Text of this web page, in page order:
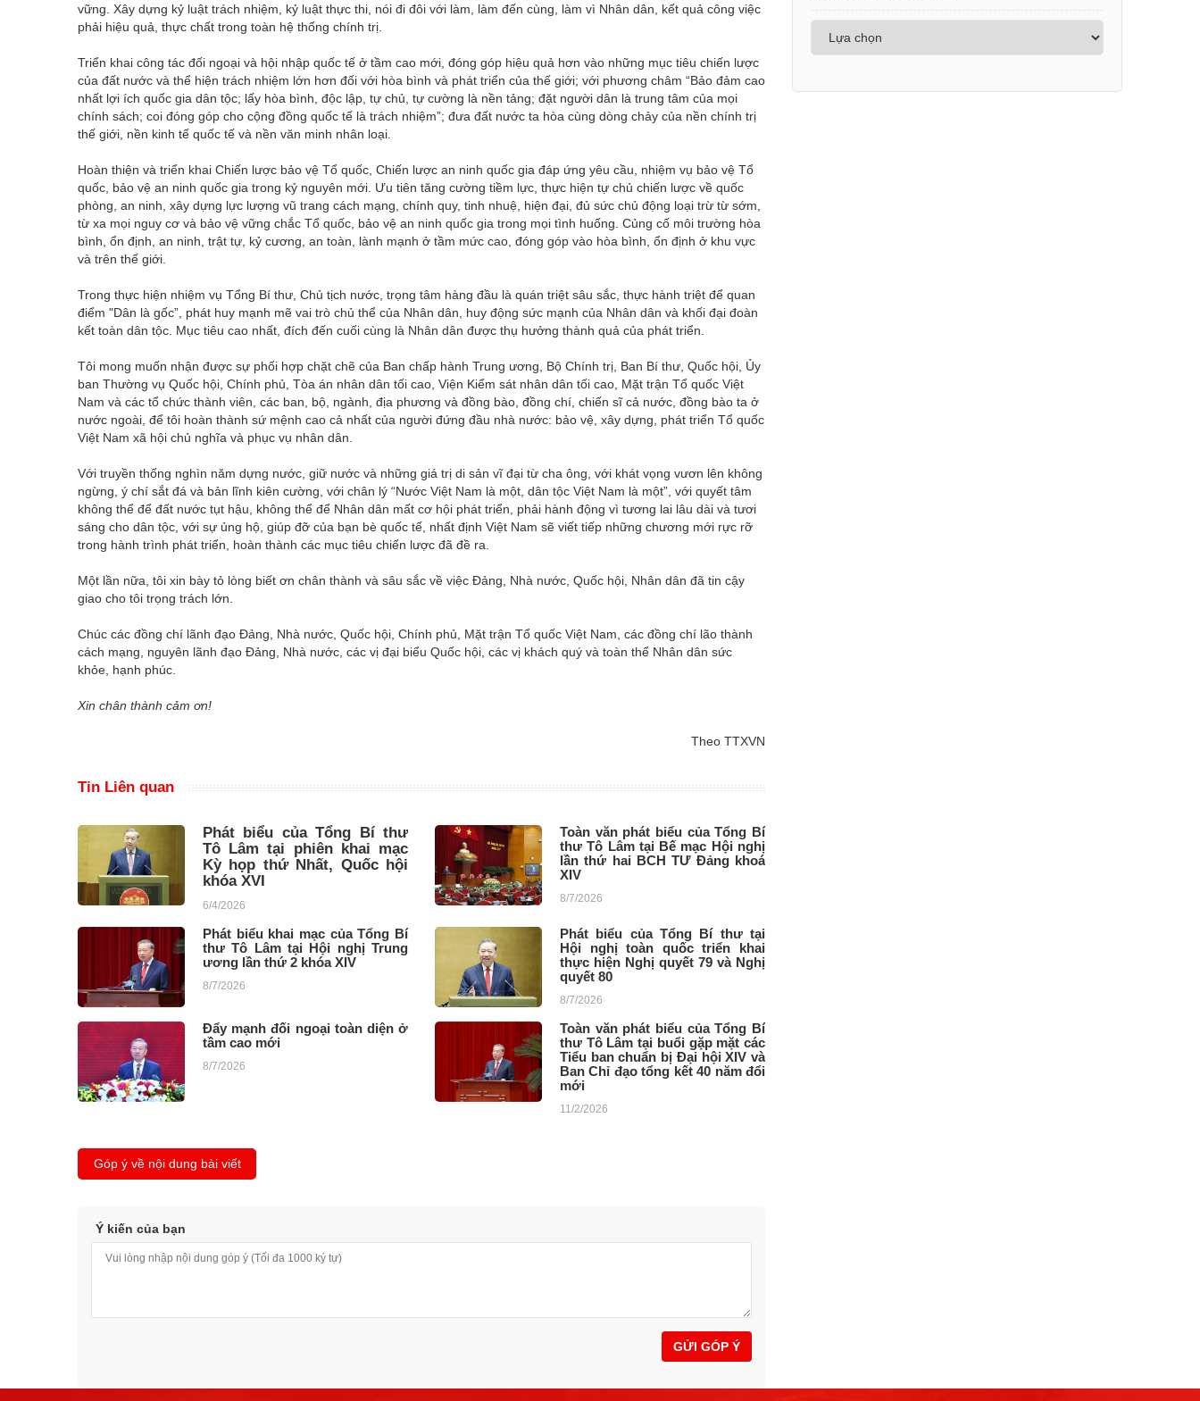
vững. Xây dựng kỷ luật trách nhiệm, kỷ luật thực thi, nói đi đôi với làm, làm đến cùng, làm vì Nhân dân, kết quả công việc
phải hiệu quả, thực chất trong toàn hệ thống chính trị.
Triển khai công tác đối ngoại và hội nhập quốc tế ở tầm cao mới, đóng góp hiệu quả hơn vào những mục tiêu chiến lược
của đất nước và thể hiện trách nhiệm lớn hơn đối với hòa bình và phát triển của thế giới; với phương châm “Bảo đảm cao
nhất lợi ích quốc gia dân tộc; lấy hòa bình, độc lập, tự chủ, tự cường là nền tảng; đặt người dân là trung tâm của mọi
chính sách; coi đóng góp cho cộng đồng quốc tế là trách nhiệm”; đưa đất nước ta hòa cùng dòng chảy của nền chính trị
thế giới, nền kinh tế quốc tế và nền văn minh nhân loại.
Hoàn thiện và triển khai Chiến lược bảo vệ Tổ quốc, Chiến lược an ninh quốc gia đáp ứng yêu cầu, nhiệm vụ bảo vệ Tổ
quốc, bảo vệ an ninh quốc gia trong kỷ nguyên mới. Ưu tiên tăng cường tiềm lực, thực hiện tự chủ chiến lược về quốc
phòng, an ninh, xây dựng lực lượng vũ trang cách mạng, chính quy, tinh nhuệ, hiện đại, đủ sức chủ động loại trừ từ sớm,
từ xa mọi nguy cơ và bảo vệ vững chắc Tổ quốc, bảo vệ an ninh quốc gia trong mọi tình huống. Củng cố môi trường hòa
bình, ổn định, an ninh, trật tự, kỷ cương, an toàn, lành mạnh ở tầm mức cao, đóng góp vào hòa bình, ổn định ở khu vực
và trên thế giới.
Trong thực hiện nhiệm vụ Tổng Bí thư, Chủ tịch nước, trọng tâm hàng đầu là quán triệt sâu sắc, thực hành triệt để quan
điểm "Dân là gốc”, phát huy mạnh mẽ vai trò chủ thể của Nhân dân, huy động sức mạnh của Nhân dân và khối đại đoàn
kết toàn dân tộc. Mục tiêu cao nhất, đích đến cuối cùng là Nhân dân được thụ hưởng thành quả của phát triển.
Tôi mong muốn nhận được sự phối hợp chặt chẽ của Ban chấp hành Trung ương, Bộ Chính trị, Ban Bí thư, Quốc hội, Ủy
ban Thường vụ Quốc hội, Chính phủ, Tòa án nhân dân tối cao, Viện Kiểm sát nhân dân tối cao, Mặt trận Tổ quốc Việt
Nam và các tổ chức thành viên, các ban, bộ, ngành, địa phương và đồng bào, đồng chí, chiến sĩ cả nước, đồng bào ta ở
nước ngoài, để tôi hoàn thành sứ mệnh cao cả nhất của người đứng đầu nhà nước: bảo vệ, xây dựng, phát triển Tổ quốc
Việt Nam xã hội chủ nghĩa và phục vụ nhân dân.
Với truyền thống nghìn năm dựng nước, giữ nước và những giá trị di sản vĩ đại từ cha ông, với khát vọng vươn lên không
ngừng, ý chí sắt đá và bản lĩnh kiên cường, với chân lý “Nước Việt Nam là một, dân tộc Việt Nam là một”, với quyết tâm
không thể để đất nước tụt hậu, không thể để Nhân dân mất cơ hội phát triển, phải hành động vì tương lai lâu dài và tươi
sáng cho dân tộc, với sự ủng hộ, giúp đỡ của bạn bè quốc tế, nhất định Việt Nam sẽ viết tiếp những chương mới rực rỡ
trong hành trình phát triển, hoàn thành các mục tiêu chiến lược đã đề ra.
Một lần nữa, tôi xin bày tỏ lòng biết ơn chân thành và sâu sắc về việc Đảng, Nhà nước, Quốc hội, Nhân dân đã tin cậy
giao cho tôi trọng trách lớn.
Chúc các đồng chí lãnh đạo Đảng, Nhà nước, Quốc hội, Chính phủ, Mặt trận Tổ quốc Việt Nam, các đồng chí lão thành
cách mạng, nguyên lãnh đạo Đảng, Nhà nước, các vị đại biểu Quốc hội, các vị khách quý và toàn thể Nhân dân sức
khỏe, hạnh phúc.
Xin chân thành cảm ơn!
Theo TTXVN
Tin Liên quan
Phát biểu của Tổng Bí thư
Tô Lâm tại phiên khai mạc
Kỳ họp thứ Nhất, Quốc hội
khóa XVI
6/4/2026
Toàn văn phát biểu của Tổng Bí
thư Tô Lâm tại Bế mạc Hội nghị
lần thứ hai BCH TƯ Đảng khoá
XIV
8/7/2026
Phát biểu khai mạc của Tổng Bí
thư Tô Lâm tại Hội nghị Trung
ương lần thứ 2 khóa XIV
8/7/2026
Phát biểu của Tổng Bí thư tại
Hội nghị toàn quốc triển khai
thực hiện Nghị quyết 79 và Nghị
quyết 80
8/7/2026
Đẩy mạnh đối ngoại toàn diện ở
tầm cao mới
8/7/2026
Toàn văn phát biểu của Tổng Bí
thư Tô Lâm tại buổi gặp mặt các
Tiểu ban chuẩn bị Đại hội XIV và
Ban Chỉ đạo tổng kết 40 năm đổi
mới
11/2/2026
Góp ý về nội dung bài viết
Ý kiến của bạn
GỬI GÓP Ý